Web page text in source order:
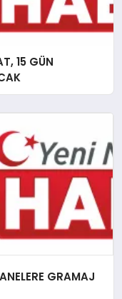
15 GÜN
GRAMAJ